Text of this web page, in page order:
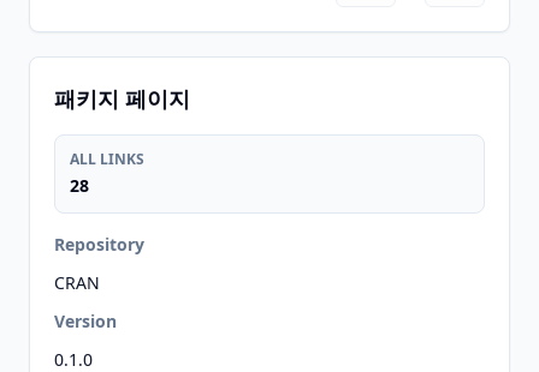
패키지 페이지
ALL LINKS
28
Repository
CRAN
Version
0.1.0